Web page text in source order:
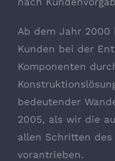
Ab dem Jahr 2000
Kunden bei der
Komponenten
bedeutender
2005, als wir die
allen Schritten des
vorantrieben.